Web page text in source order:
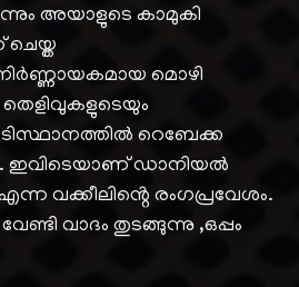
അയാളുടെ കാമുകി
മൊഴി
റെബേക്ക
ഇവിടെയാണ് ഡാനിയൽ
വക്കീലിൻ്റെ രംഗപ്രവേശം.
വാദം തുടങ്ങുന്നു ,ഒപ്പം